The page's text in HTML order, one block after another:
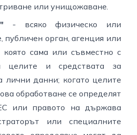
или унищожаване.
- всяко физическо или
публичен орган, агенция или
която сама или съвместно с
целите и средствата за
лични данни; когато целите
обработване се определят
или правото на държава
или специалните